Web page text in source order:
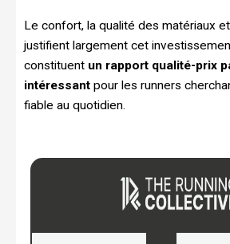
Le confort, la qualité des matériaux
justifient largement cet
constituent un rapport qualité-prix
intéressant pour les runners
fiable au quotidien.